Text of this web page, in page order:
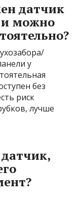
датчик
и можно
у
без
риск
лучше